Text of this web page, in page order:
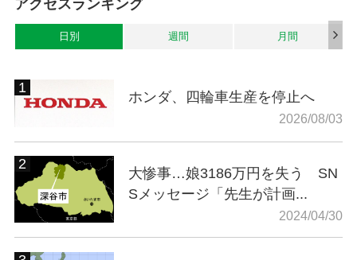
アクセスランキング
日別 週間 月間
ホンダ、四輪車生産を停止へ
2026/08/03
大惨事…娘3186万円を失う SN
Sメッセージ「先生が計画...
2024/04/30